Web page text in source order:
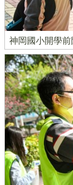
神岡國小開學